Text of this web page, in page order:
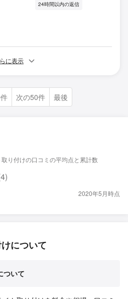
24時間以内の返信
に表示
次の50件 最後
り付けの口コミの平均点と累計数
2020年5月時点
について
ついて